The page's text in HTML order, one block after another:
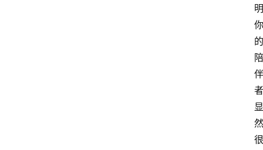
明
你
的
陪
伴
者
显
然
很